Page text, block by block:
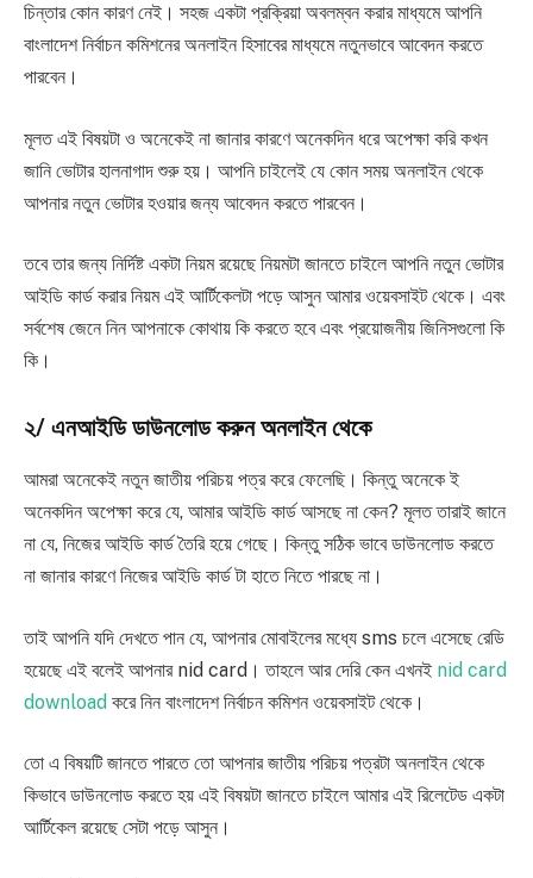
চিন্তার কোন কারণ নেই। সহজ একটা প্রক্রিয়া অবলম্বন করার মাধ্যমে আপনি
বাংলাদেশ নির্বাচন কমিশনের অনলাইন হিসাবের মাধ্যমে নতুনভাবে আবেদন করতে
পারবেন।
মূলত এই বিষয়টা ও অনেকেই না জানার কারণে অনেকদিন ধরে অপেক্ষা করি কখন
জানি ভোটার হালনাগাদ শুরু হয়। আপনি চাইলেই যে কোন সময় অনলাইন থেকে
আপনার নতুন ভোটার হওয়ার জন্য আবেদন করতে পারবেন।
তবে তার জন্য নির্দিষ্ট একটা নিয়ম রয়েছে নিয়মটা জানতে চাইলে আপনি নতুন ভোটার
আইডি কার্ড করার নিয়ম এই আর্টিকেলটা পড়ে আসুন আমার ওয়েবসাইট থেকে। এবং
সর্বশেষ জেনে নিন আপনাকে কোথায় কি করতে হবে এবং প্রয়োজনীয় জিনিসগুলো কি
কি।
২/ এনআইডি ডাউনলোড করুন অনলাইন থেকে
আমরা অনেকেই নতুন জাতীয় পরিচয় পত্র করে ফেলেছি। কিন্তু অনেকে ই
অনেকদিন অপেক্ষা করে যে, আমার আইডি কার্ড আসছে না কেন? মূলত তারাই জানে
না যে, নিজের আইডি কার্ড তৈরি হয়ে গেছে। কিন্তু সঠিক ভাবে ডাউনলোড করতে
না জানার কারণে নিজের আইডি কার্ড টা হাতে নিতে পারছে না।
তাই আপনি যদি দেখতে পান যে, আপনার মোবাইলের মধ্যে sms চলে এসেছে রেডি
হয়েছে এই বলেই আপনার nid card। তাহলে আর দেরি কেন এখনই ‌nid card
download করে নিন বাংলাদেশ নির্বাচন কমিশন ওয়েবসাইট থেকে।
তো এ বিষয়টি জানতে পারতে তো আপনার জাতীয় পরিচয় পত্রটা অনলাইন থেকে
কিভাবে ডাউনলোড করতে হয় এই বিষয়টা জানতে চাইলে আমার এই রিলেটেড একটা
আর্টিকেল রয়েছে সেটা পড়ে আসুন।